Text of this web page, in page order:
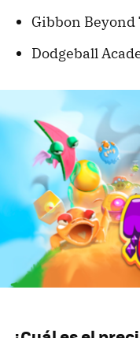
Gibbon Beyond
Dodgeball